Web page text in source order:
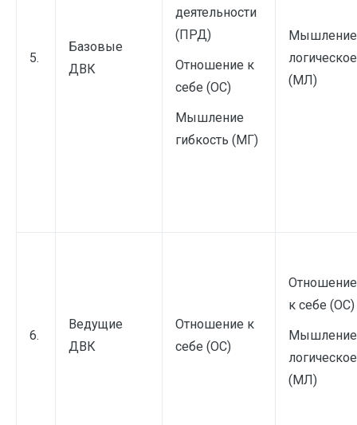
5.
Базовые
ДВК
деятельности
(ПРД)
Отношение к
себе (ОС)
Мышление
гибкость (МГ)
Мышление
логическое
(МЛ)
6.
Ведущие
ДВК
Отношение к
себе (ОС)
Отношение
к себе (ОС)
Мышление
логическое
(МЛ)